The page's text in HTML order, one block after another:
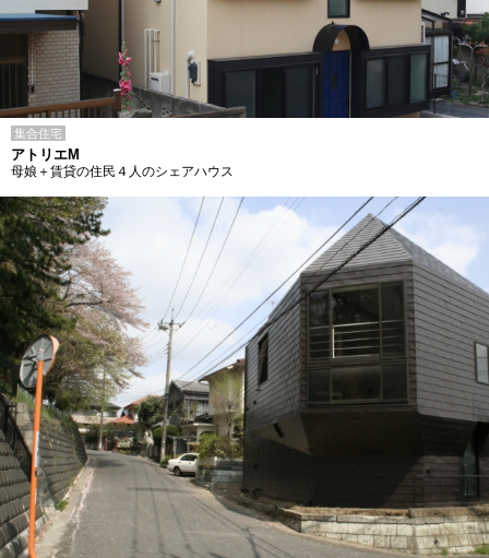
集合住宅
アトリエM
母娘＋賃貸の住民４人のシェアハウス